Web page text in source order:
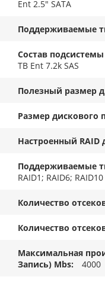
Ent 2.5" SATA
Поддерживаемые
Состав
TB Ent 7.2k SAS
Полезный размер
Размер дискового
Настроенный RAID
Поддерживаемые
RAID1; RAID6; RAID10
Количество
Количество
Максимальная
Запись) Mbs
4000